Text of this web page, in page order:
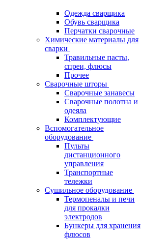
Одежда сварщика
Обувь сварщика
Перчатки сварочные
Химические материалы для
сварки
Травильные пасты,
спреи, флюсы
Прочее
Сварочные шторы
Сварочные занавесы
Сварочные полотна и
одеяла
Комплектующие
Вспомогательное
оборудование
Пульты
дистанционного
управления
Транспортные
тележки
Сушильное оборудование
Термопеналы и печи
для прокалки
электродов
Бункеры для хранения
флюсов